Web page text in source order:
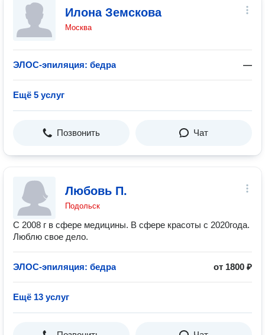
Илона Земскова
Москва
ЭЛОС-эпиляция: бедра —
Ещё 5 услуг
Позвонить Чат
Любовь П.
Подольск
С 2008 г в сфере медицины. В сфере красоты с 2020года.
Люблю свое дело.
ЭЛОС-эпиляция: бедра от 1800 ₽
Ещё 13 услуг